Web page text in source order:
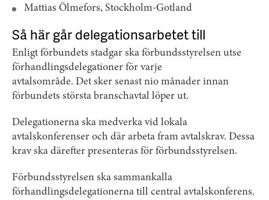
Mattias Ölmefors, Stockholm-Gotland
Så här går delegationsarbetet till
Enligt förbundets stadgar ska förbundsstyrelsen utse
förhandlingsdelegationer för varje
avtalsområde. Det sker senast nio månader innan
förbundets största branschavtal löper ut.
Delegationerna ska medverka vid lokala
avtalskonferenser och där arbeta fram avtalskrav. Dessa
krav ska därefter presenteras för förbundsstyrelsen.
Förbundsstyrelsen ska sammankalla
förhandlingsdelegationerna till central avtalskonferens.